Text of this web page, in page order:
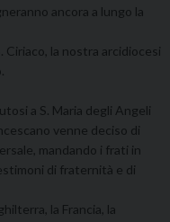
ancora a lungo la
Ciriaco, la nostra arcidiocesi
a S. Maria degli Angeli
venne deciso di
mandando i frati in
di fraternità e di
la Francia, la